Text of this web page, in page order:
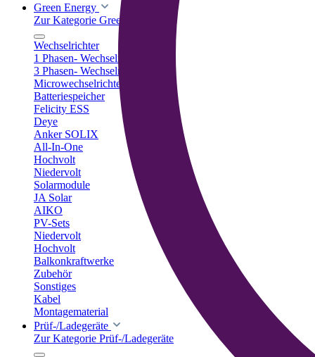
Green Energy
Zur Kategorie Green Energy
Wechselrichter
1 Phasen- Wechselrichter
3 Phasen- Wechselrichter
Microwechselrichter
Batteriespeicher
Felicity ESS
Deye
Anker SOLIX
All-In-One
Hochvolt
Niedervolt
Solarmodule
JA Solar
AIKO
PV-Sets
Niedervolt
Hochvolt
Balkonkraftwerke
Zubehör
Sonstiges
Kabel
Montagematerial
Prüf-/Ladegeräte
Zur Kategorie Prüf-/Ladegeräte